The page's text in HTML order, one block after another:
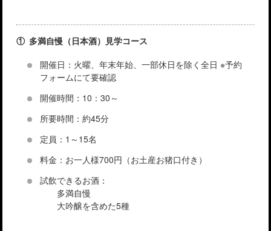
① 多満自慢（日本酒）見学コース
開催日：火曜、年末年始、一部休日を除く全日 ※予約
フォームにて要確認
開催時間：10：30～
所要時間：約45分
定員：1～15名
料金：お一人様700円（お土産お猪口付き）
試飲できるお酒：
多満自慢
大吟醸を含めた5種